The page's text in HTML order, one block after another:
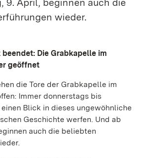
9. April, beginnen auch die
wieder.
Die Grabkapelle im
geöffnet
die Tore der Grabkapelle im
Immer donnerstags bis
Blick in dieses ungewöhnliche
Geschichte werfen. Und ab
auch die beliebten